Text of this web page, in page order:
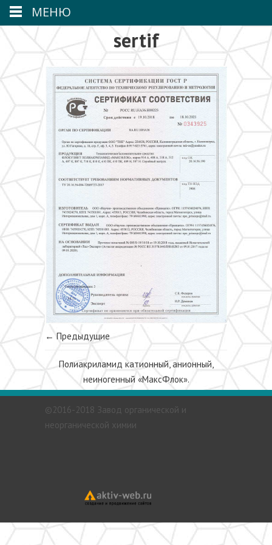
sertif
← Предыдущие
Полиакриламид катионный, анионный,
неиногенный «МаксФлок».
©2016-2018 Завод органической и
неорганической химии
МЕНЮ